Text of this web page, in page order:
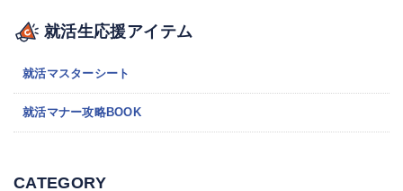
就活生応援アイテム
就活マスターシート
就活マナー攻略BOOK
CATEGORY